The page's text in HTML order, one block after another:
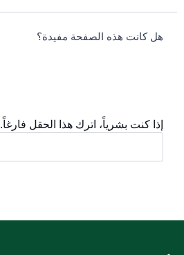
survey_v2
هل كانت هذه الصفحة مفيدة؟
إذا كنت بشرياً، اترك هذا الحقل فارغاً.